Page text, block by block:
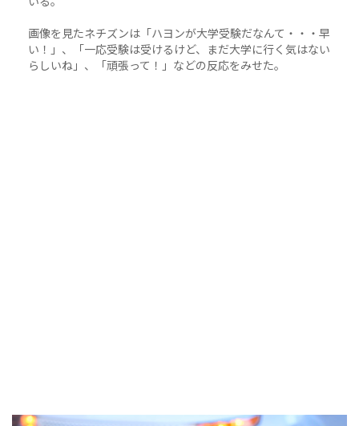
画像を見たネチズンは「ハヨンが大学受験だなんて・・・早
い！」、「一応受験は受けるけど、まだ大学に行く気はない
らしいね」、「頑張って！」などの反応をみせた。